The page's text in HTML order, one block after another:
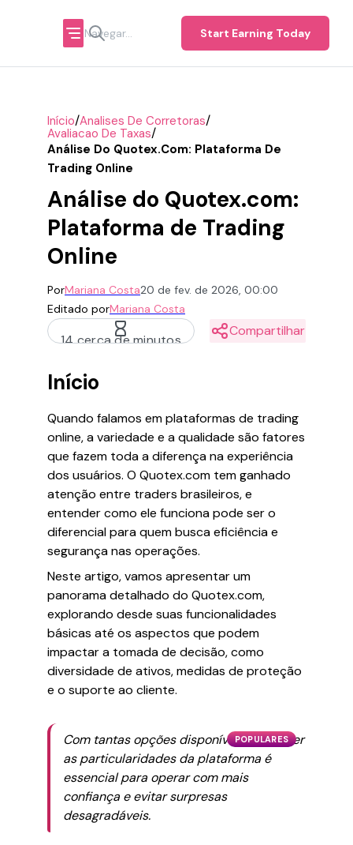
Start Earning Today
Início/Analises De Corretoras/
Avaliacao De Taxas/
Análise Do Quotex.com: Plataforma De
Trading Online
Análise do Quotex.com:
Plataforma de Trading
Online
PorMariana Costa20 de fev. de 2026, 00:00
Editado porMariana Costa
14 cerca de minutos
Compartilhar
Início
Quando falamos em plataformas de trading
online, a variedade e a qualidade são fatores
que fazem toda a diferença na experiência
dos usuários. O Quotex.com tem ganhado
atenção entre traders brasileiros, e
entender como ele funciona pode ser o
diferencial para quem busca eficiência e
segurança nas operações.
Neste artigo, vamos apresentar um
panorama detalhado do Quotex.com,
explorando desde suas funcionalidades
básicas até os aspectos que podem
impactar a tomada de decisão, como
diversidade de ativos, medidas de proteção
e o suporte ao cliente.
POPULARES
Com tantas opções disponíveis, conhecer
as particularidades da plataforma é
essencial para operar com mais
confiança e evitar surpresas
desagradáveis.